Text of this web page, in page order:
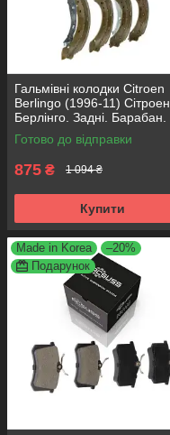
Гальмівні колодки Citroen
Berlingo (1996-11) Сітроен
Берлінго. Задні. Барабан.
КОРЕЯ Acsuss! GS8635 ,
FSB567
Готово до відправки
875 ₴ 1 094 ₴
Купити
Made in Korea
–20%
Подарунок